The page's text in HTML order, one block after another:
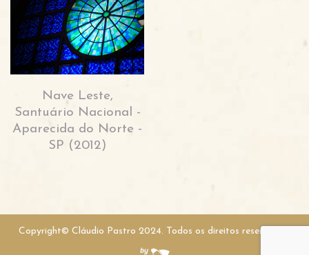
Nave Leste,
Santuário Nacional -
Aparecida do Norte -
SP (2012)
Copyright© Cláudio Pastro 2024. Todos os direitos reservados.